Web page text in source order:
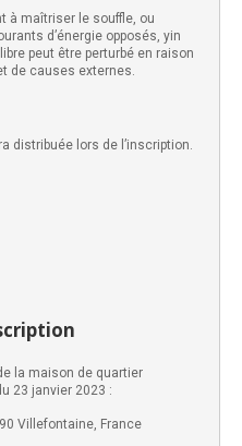
à maîtriser le souffle, ou
d’énergie opposés, yin
peut être perturbé en raison
de causes externes.
distribuée lors de l’inscription.
la maison de quartier
23 janvier 2023 :
Villefontaine, France